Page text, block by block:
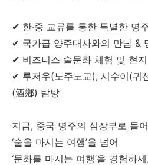
✔ 한·중 교류를 통한 특별한 명
✔ 국가급 양주대사와의 만남 &
✔ 비즈니스 술문화 체험 및 현
✔ 루저우(노주노교), 시수이(귀
(酒鄕) 탐방
지금, 중국 명주의 심장부로 들
‘술을 마시는 여행’을 넘어
‘문화를 마시는 여행’을 경험하